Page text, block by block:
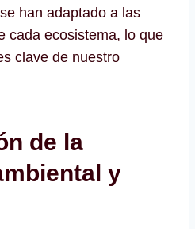
han adaptado a las
cada ecosistema, lo que
clave de nuestro
de la
y